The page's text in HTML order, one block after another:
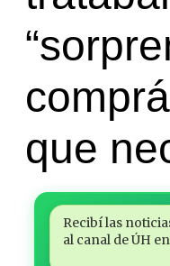
que
Recibí las
al canal de ÚH